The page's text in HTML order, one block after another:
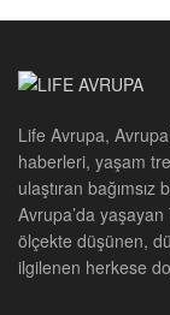
Life Avrupa,
haberleri, yaşam
ulaştıran bağımsız
Avrupa’da
ölçekte düşünen,
ilgilenen herkese